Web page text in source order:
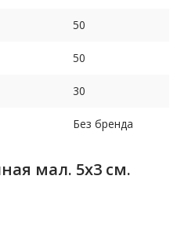
50
50
30
Без бренда
мал. 5х3 см.